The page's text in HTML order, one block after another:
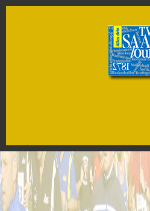
Sportarten
Artistik
Badminton